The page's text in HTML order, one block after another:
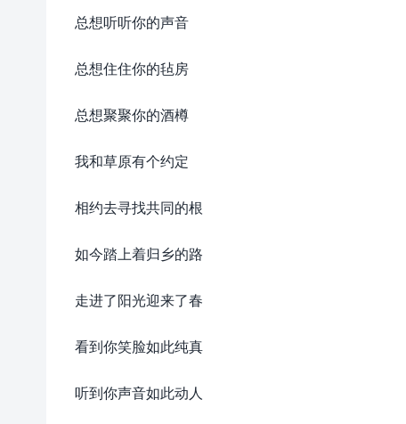
总想听听你的声音
总想住住你的毡房
总想聚聚你的酒樽
我和草原有个约定
相约去寻找共同的根
如今踏上着归乡的路
走进了阳光迎来了春
看到你笑脸如此纯真
听到你声音如此动人